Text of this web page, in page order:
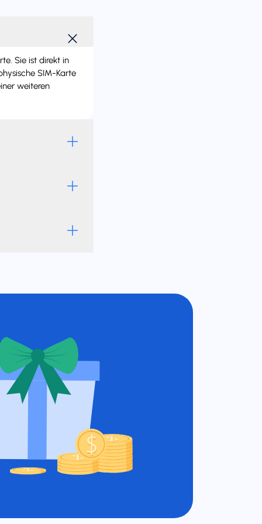
Sie ist direkt in
SIM-Karte
weiteren